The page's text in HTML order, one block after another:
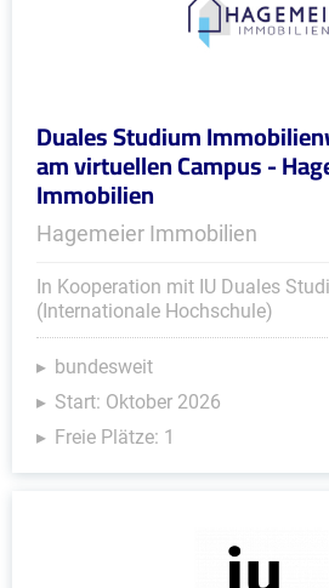
Duales Studium
am virtuellen Campus -
Immobilien
Hagemeier Immobilien
In Kooperation mit IU Duales
(Internationale Hochschule)
bundesweit
Start: Oktober 2026
Freie Plätze: 1